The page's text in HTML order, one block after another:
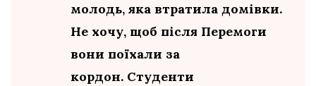
молодь, яка втратила домівки.
Не хочу, щоб після Перемоги
вони поїхали за
кордон. Студенти